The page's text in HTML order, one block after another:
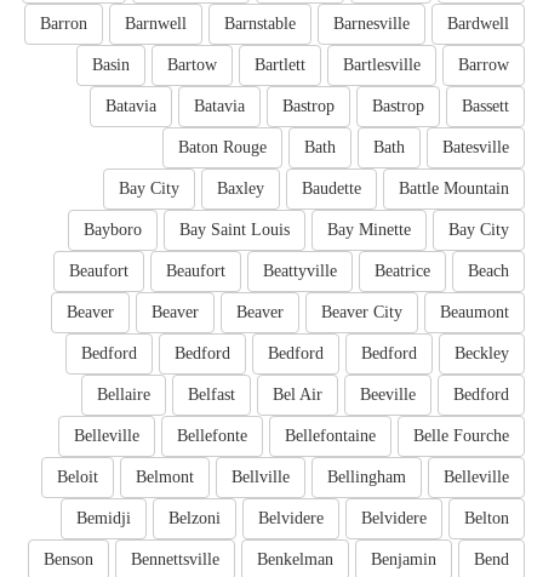
Bardwell
Barnesville
Barnstable
Barnwell
Barron
Barrow
Bartlesville
Bartlett
Bartow
Basin
Bassett
Bastrop
Bastrop
Batavia
Batavia
Batesville
Bath
Bath
Baton Rouge
Battle Mountain
Baudette
Baxley
Bay City
Bay City
Bay Minette
Bay Saint Louis
Bayboro
Beach
Beatrice
Beattyville
Beaufort
Beaufort
Beaumont
Beaver City
Beaver
Beaver
Beaver
Beckley
Bedford
Bedford
Bedford
Bedford
Bedford
Beeville
Bel Air
Belfast
Bellaire
Belle Fourche
Bellefontaine
Bellefonte
Belleville
Belleville
Bellingham
Bellville
Belmont
Beloit
Belton
Belvidere
Belvidere
Belzoni
Bemidji
Bend
Benjamin
Benkelman
Bennettsville
Benson